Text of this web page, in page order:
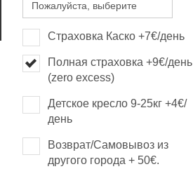
Страховка Каско +7€/день
Полная страховка +9€/день
(zero excess)
Детское кресло 9-25кг +4€/
день
Возврат/Самовывоз из
другого города + 50€.